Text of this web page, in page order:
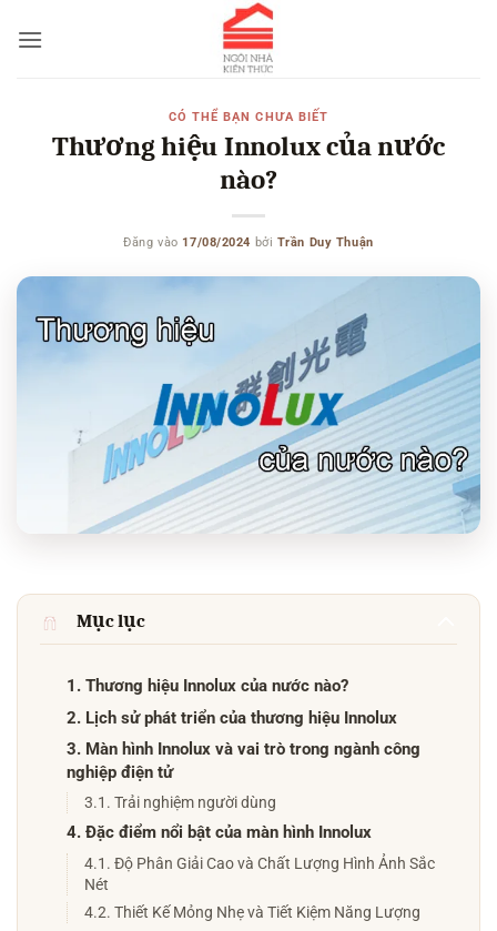
qua
CÓ THỂ BẠN CHƯA BIẾT
Thương hiệu Innolux của nước
nào?
Đăng vào 17/08/2024 bởi Trần Duy Thuận
Mục lục
1. Thương hiệu Innolux của nước nào?
2. Lịch sử phát triển của thương hiệu Innolux
3. Màn hình Innolux và vai trò trong ngành công
nghiệp điện tử
3.1. Trải nghiệm người dùng
4. Đặc điểm nổi bật của màn hình Innolux
4.1. Độ Phân Giải Cao và Chất Lượng Hình Ảnh Sắc
Nét
4.2. Thiết Kế Mỏng Nhẹ và Tiết Kiệm Năng Lượng